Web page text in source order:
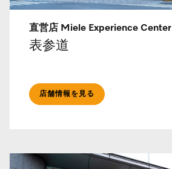
直営店 Miele Experience Center
表参道
店舗情報を見る